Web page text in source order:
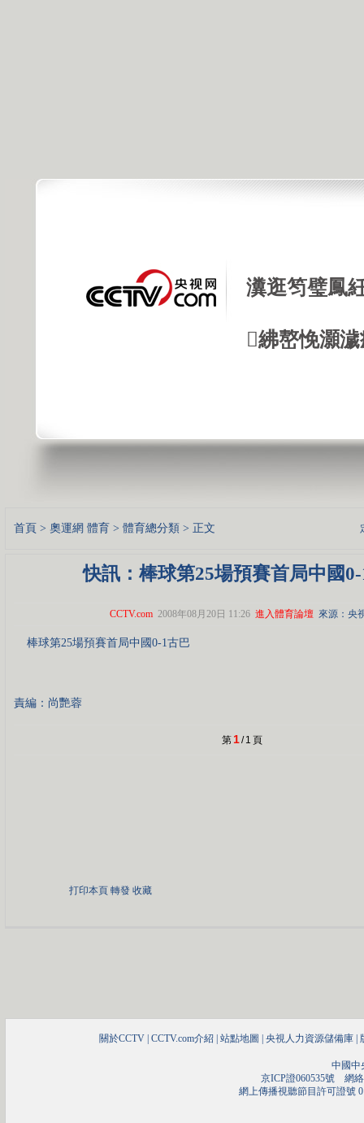
瀵逛笉璧鳳
紼嶅悗灝
首頁 > 奧運網 體育 > 體育總分類 > 正文
快訊：棒球第25場預賽首局中國
CCTV.com 2008年08月20日 11:26 進入體育論壇 來源：央
棒球第25場預賽首局中國0-1古巴
責編：尚艷蓉
第 1/ 1 頁
打印本頁 轉發 收藏
關於CCTV CCTV.com介紹 站點地圖 央視人力資源儲備庫
中國中
京ICP證060535號網絡
網上傳播視聽節目許可證號